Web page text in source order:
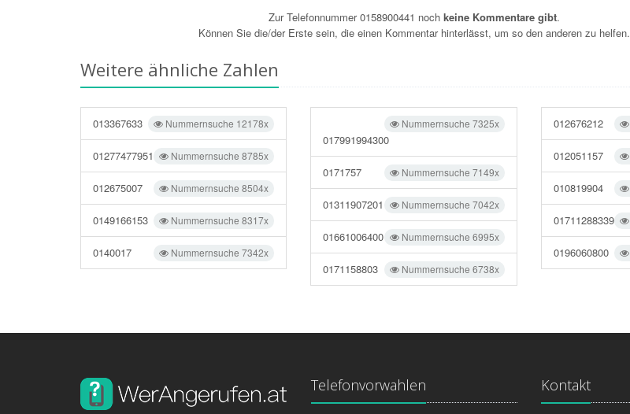
Zur Telefonnummer 0158900441 noch keine Kommentare gibt.
Können Sie die/der Erste sein, die einen Kommentar hinterlässt, um so den anderen zu helfen.
Weitere ähnliche Zahlen
Nummernsuche 12178x
013367633
Nummernsuche 8785x
01277477951
Nummernsuche 8504x
012675007
Nummernsuche 8317x
0149166153
Nummernsuche 7342x
0140017
Nummernsuche 7325x
017991994300
Nummernsuche 7149x
0171757
Nummernsuche 7042x
01311907201
Nummernsuche 6995x
01661006400
Nummernsuche 6738x
0171158803
012676212
012051157
010819904
01711288339
0196060800
Telefonvorwahlen Kontakt